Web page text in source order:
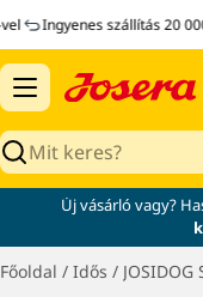
Ugrás
a
tartalomra
Ingyenes szállítás 20 000
Keresés
Új vásárló vagy?
Főoldal / Idős / JOSIDOG